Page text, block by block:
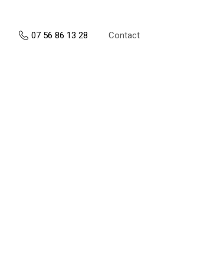
07 56 86 13 28 Contact